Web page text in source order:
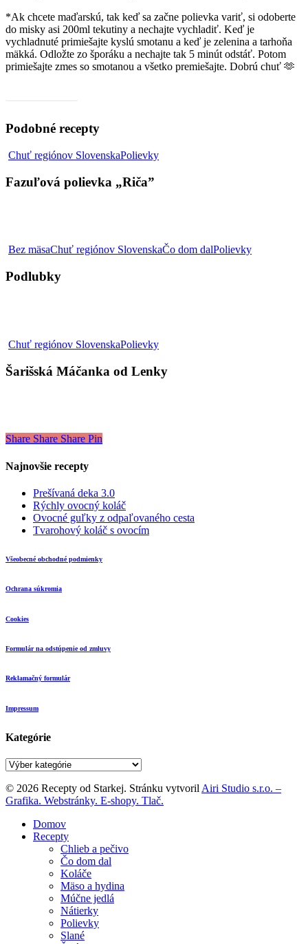
*Ak chcete maďarskú, tak keď sa začne polievka variť, si odoberte
do misky asi 200ml tekutiny a nechajte vychladiť. Keď je
vychladnuté primiešajte kyslú smotanu a keď je zelenina a tarhoňa
mäkká. Odložte zo šporáku a nechajte tak 5 minút odstáť. Potom
primiešajte zmes so smotanou a všetko premiešajte. Dobrú chuť 🫶
Podobné recepty
Chuť regiónov SlovenskaPolievkyFazuľová
Fazuľová polievka „Riča”
Bez mäsaChuť regiónov SlovenskaČo dom dalPolievkyPodlubky
Podlubky
Chuť regiónov SlovenskaPolievkyŠarišská
od
Lenky
Šarišská Máčanka od Lenky
Share Share Share Pin
Najnovšie recepty
Prešívaná deka 3.0
Rýchly ovocný koláč
Ovocné guľky z odpaľovaného cesta
Tvarohový koláč s ovocím
Všeobecné obchodné podmienky
Ochrana súkromia
Cookies
Formulár na odstúpenie od zmluvy
Reklamačný formulár
Impressum
Kategórie
Kategórie
© 2026 Recepty od Starkej. Stránku vytvoril Airi Studio s.r.o. –
Grafika. Webstránky. E-shopy. Tlač.
Close
Menu
Domov
Recepty
Chlieb a pečivo
Čo dom dal
Koláče
Mäso a hydina
Múčne jedlá
Nátierky
Polievky
Slané